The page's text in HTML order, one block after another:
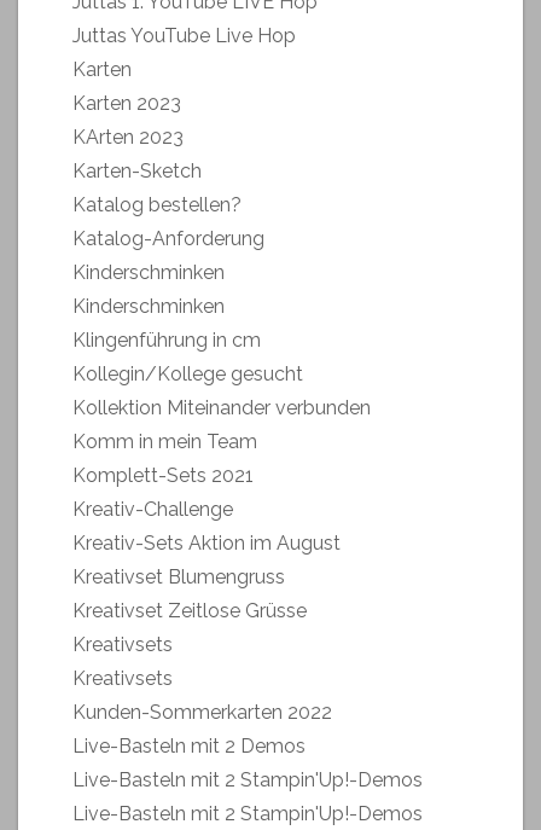
Juttas YouTube Live Hop
Karten
Karten 2023
KArten 2023
Karten-Sketch
Katalog bestellen?
Katalog-Anforderung
Kinderschminken
Kinderschminken
Klingenführung in cm
Kollegin/Kollege gesucht
Kollektion Miteinander verbunden
Komm in mein Team
Komplett-Sets 2021
Kreativ-Challenge
Kreativ-Sets Aktion im August
Kreativset Blumengruss
Kreativset Zeitlose Grüsse
Kreativsets
Kreativsets
Kunden-Sommerkarten 2022
Live-Basteln mit 2 Demos
Live-Basteln mit 2 Stampin'Up!-Demos
Live-Basteln mit 2 Stampin'Up!-Demos